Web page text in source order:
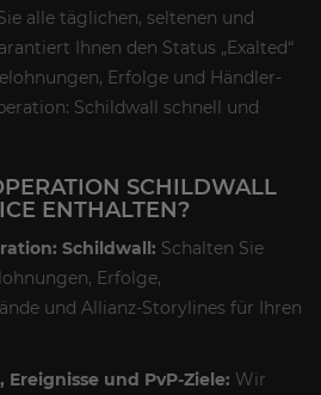
alle täglichen, seltenen und
Ihnen den Status „Exalted“
Erfolge und Händler-
Schildwall schnell und
SCHILDWALL
ENTHALTEN?
Schildwall: Schalten Sie
Erfolge,
und Allianz-Storylines für Ihren
und PvP-Ziele: Wir